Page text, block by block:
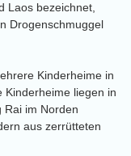
Laos bezeichnet,
Drogenschmuggel
Kinderheime in
Kinderheime liegen in
Rai im Norden
aus zerrütteten